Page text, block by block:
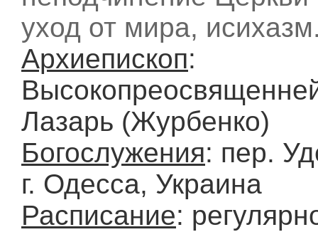
уход от мира,
Архиепископ:
Лазарь (Журбенко)
Богослужения: пер.
г. Одесса, Украина
Расписание: